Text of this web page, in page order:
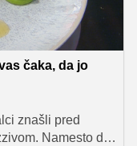
čaka, da jo
znašli pred
Namesto da